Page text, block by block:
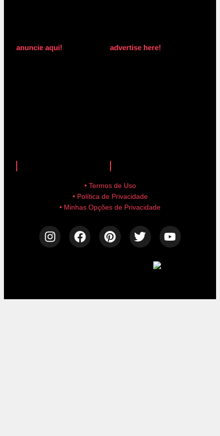
anuncie aqui! advertise here!
• Termos de Uso
• Política de Privacidade
• Minhas Opções de Privacidade